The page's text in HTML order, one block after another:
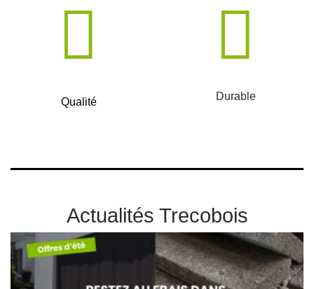
Qualité Durable
Actualités Trecobois